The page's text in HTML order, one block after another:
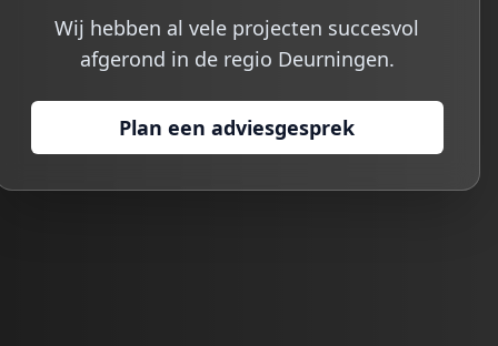
Wij hebben al vele projecten succesvol
afgerond in de regio Deurningen.
Plan een adviesgesprek